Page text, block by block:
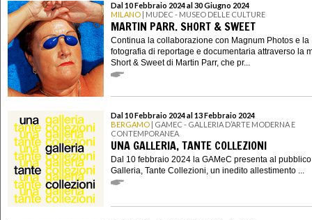
Dal 10 Febbraio 2024 al 30 Giugno 2024
MILANO | MUDEC - MUSEO DELLE CULTURE
MARTIN PARR. SHORT & SWEET
Continua la collaborazione con Magnum Photos e la
fotografia di reportage e documentaria attraverso la
Short & Sweet di Martin Parr, che pr...
Dal 10 Febbraio 2024 al 13 Febbraio 2024
BERGAMO | GAMEC - GALLERIA D’ARTE MODERNA E
CONTEMPORANEA
UNA GALLERIA, TANTE COLLEZIONI
Dal 10 febbraio 2024 la GAMeC presenta al
Galleria, Tante Collezioni, un inedito allestimento ...